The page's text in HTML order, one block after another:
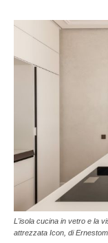
L'isola cucina in vetro e la
attrezzata Icon, di